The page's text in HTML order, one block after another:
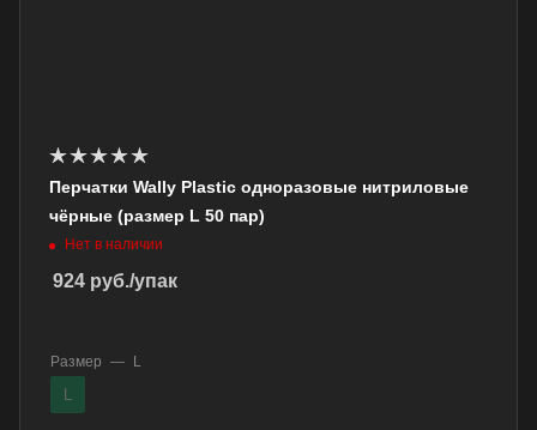
Перчатки Wally Plastic одноразовые нитриловые
чёрные (размер L 50 пар)
Нет в наличии
924 руб./упак
Размер — L
L